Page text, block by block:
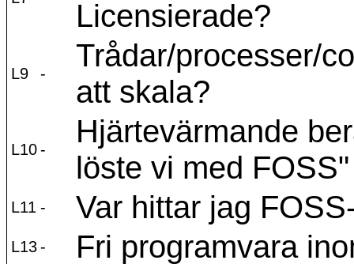
Licensierade?
L9 -
Trådar/processer/
att skala?
L10-
Hjärtevärmande
löste vi med FOSS"
L11 - Var hittar jag
L13- Fri programvara